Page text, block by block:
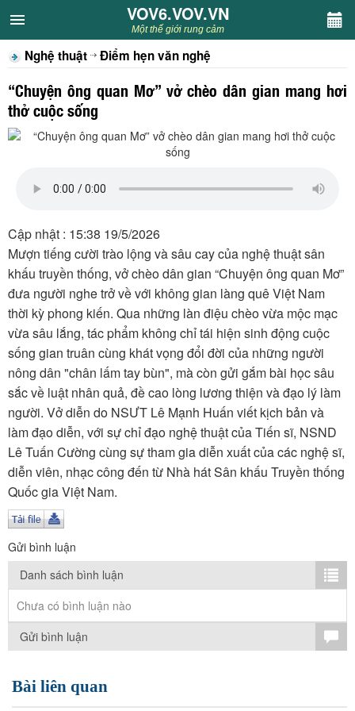
VOV6.VOV.VN
CHUYÊN MỤC
Khách VOV6
Văn học
Nghệ thuật
Thiếu nhi
Kết nối VOV6
TÌM KIẾM
Vận hành bởi QI Corp
VOV6.VOV.VN
Một thế giới rung cảm
Nghệ thuật Điểm hẹn văn nghệ
“Chuyện ông quan Mơ” vở chèo dân gian mang hơi
thở cuộc sống
Cập nhật : 15:38 19/5/2026
Mượn tiếng cười trào lộng và sâu cay của nghệ thuật sân
khấu truyền thống, vở chèo dân gian “Chuyện ông quan Mơ”
đưa người nghe trở về với không gian làng quê Việt Nam
thời kỳ phong kiến. Qua những làn điệu chèo vừa mộc mạc
vừa sâu lắng, tác phẩm không chỉ tái hiện sinh động cuộc
sống gian truân cùng khát vọng đổi đời của những người
nông dân "chân lấm tay bùn", mà còn gửi gắm bài học sâu
sắc về luật nhân quả, đề cao lòng lương thiện và đạo lý làm
người. Vở diễn do NSƯT Lê Mạnh Huấn viết kịch bản và
làm đạo diễn, với sự chỉ đạo nghệ thuật của Tiến sĩ, NSND
Lê Tuấn Cường cùng sự tham gia diễn xuất của các nghệ sĩ,
diễn viên, nhạc công đến từ Nhà hát Sân khấu Truyền thống
Quốc gia Việt Nam.
Gửi bình luận
Danh sách bình luận
Chưa có bình luận nào
Gửi bình luận
Bài liên quan